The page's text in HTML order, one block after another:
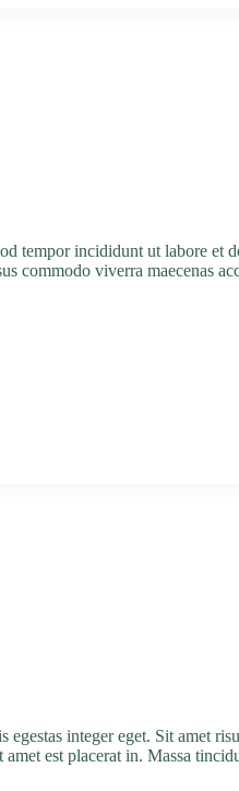
tempor incididunt ut labore et
commodo viverra maecenas
integer eget. Sit amet
amet est placerat in. Massa